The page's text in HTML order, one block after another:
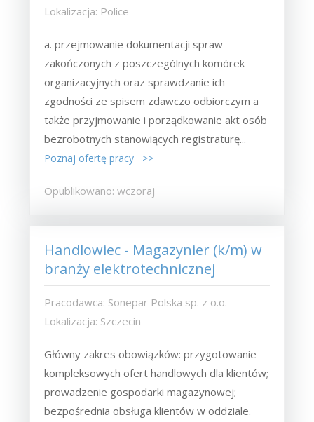
Lokalizacja: Police
a. przejmowanie dokumentacji spraw
zakończonych z poszczególnych komórek
organizacyjnych oraz sprawdzanie ich
zgodności ze spisem zdawczo odbiorczym a
także przyjmowanie i porządkowanie akt osób
bezrobotnych stanowiących registraturę...
Poznaj ofertę pracy >>
Opublikowano: wczoraj
Handlowiec - Magazynier (k/m) w
branży elektrotechnicznej
Pracodawca: Sonepar Polska sp. z o.o.
Lokalizacja: Szczecin
Główny zakres obowiązków: przygotowanie
kompleksowych ofert handlowych dla klientów;
prowadzenie gospodarki magazynowej;
bezpośrednia obsługa klientów w oddziale.